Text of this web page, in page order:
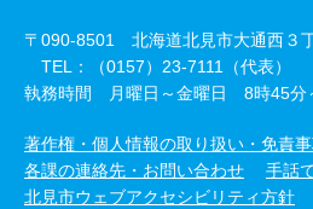
〒090-8501 北海道北見市大通西３
TEL：（0157）23-7111（代表）
執務時間 月曜日～金曜日 8時45分
著作権・個人情報の取り扱い・免責
各課の連絡先・お問い合わせ
手話
北見市ウェブアクセシビリティ方針